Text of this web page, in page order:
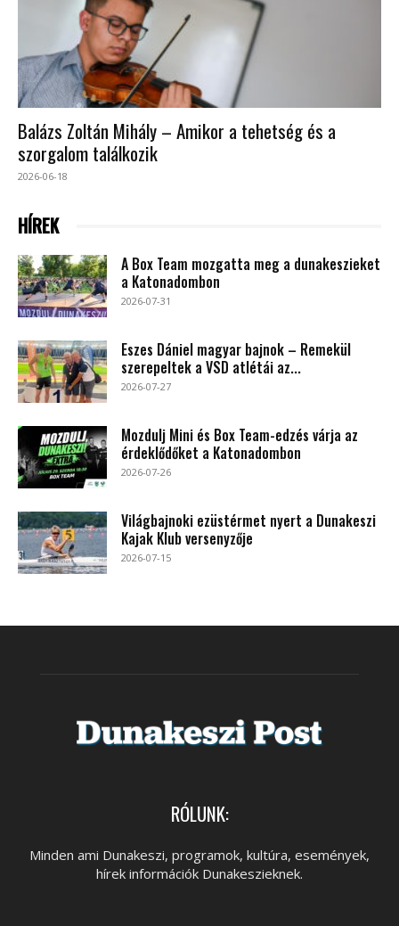
Balázs Zoltán Mihály – Amikor a tehetség és a
szorgalom találkozik
2026-06-18
HÍREK
A Box Team mozgatta meg a dunakeszieket
a Katonadombon
2026-07-31
Eszes Dániel magyar bajnok – Remekül
szerepeltek a VSD atlétái az...
2026-07-27
Mozdulj Mini és Box Team-edzés várja az
érdeklődőket a Katonadombon
2026-07-26
Világbajnoki ezüstérmet nyert a Dunakeszi
Kajak Klub versenyzője
2026-07-15
RÓLUNK:
Minden ami Dunakeszi, programok, kultúra, események,
hírek információk Dunakeszieknek.